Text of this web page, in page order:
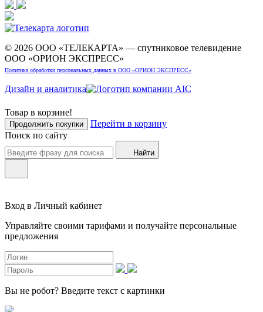
© 2026 ООО «ТЕЛЕКАРТА» — спутниковое телевидение
ООО «ОРИОН ЭКСПРЕСС»
Политика обработки персональных данных в ООО «ОРИОН ЭКСПРЕСС»
Дизайн и аналитика
Товар в корзине!
Продолжить покупки
Перейти в корзину
Поиск по сайту
Найти
Вход в Личный кабинет
Управляйте своими тарифами и получайте персональные
предложения
Вы не робот? Введите текст с картинки